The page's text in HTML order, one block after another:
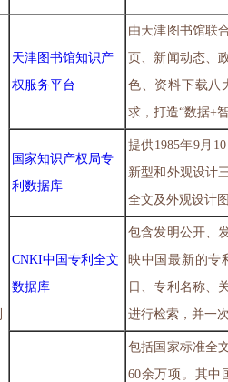
天津图书馆知识产
权服务平台
由天津图书馆联
页、新闻动态、
色、资料下载八
求，打造“数据+
国家知识产权局专
利数据库
提供1985年9月
新型和外观设计
全文及外观设计图
CNKI中国专利全文
数据库
包含发明公开、
映中国最新的专
日、专利名称、
进行检索，并一
包括国家标准全
60余万项。其中